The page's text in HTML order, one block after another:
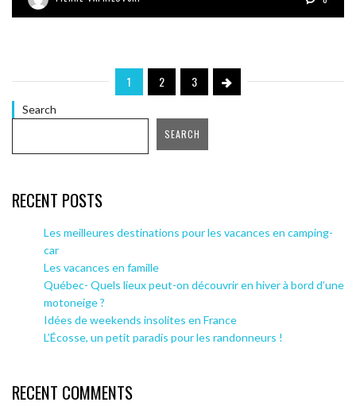
1 2 3
Search
SEARCH
RECENT POSTS
Les meilleures destinations pour les vacances en camping-
car
Les vacances en famille
Québec- Quels lieux peut-on découvrir en hiver à bord d’une
motoneige ?
Idées de weekends insolites en France
L’Écosse, un petit paradis pour les randonneurs !
RECENT COMMENTS